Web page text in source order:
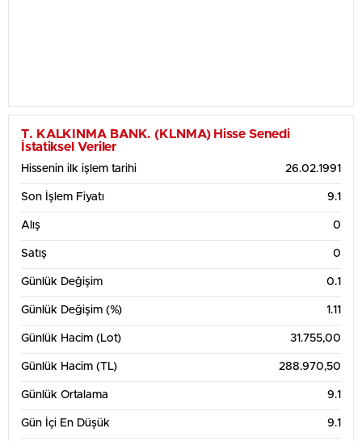
T. KALKINMA BANK. (KLNMA) Hisse Senedi
İstatiksel Veriler
Hissenin ilk işlem tarihi 26.02.1991
Son İşlem Fiyatı 9.1
Alış 0
Satış 0
Günlük Değişim 0.1
Günlük Değişim (%) 1.11
Günlük Hacim (Lot) 31.755,00
Günlük Hacim (TL) 288.970,50
Günlük Ortalama 9.1
Gün İçi En Düşük 9.1